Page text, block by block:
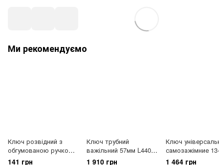
Ми рекомендуємо
Ключ розвідний з
обгумованою ручкою
150мм 0-20мм
141 грн
Ключ трубний
важільний 57мм L440
(90 °, шведський тип)
1 910 грн
Ключ
самозажімние
8од. сантехнічний
1 464 грн